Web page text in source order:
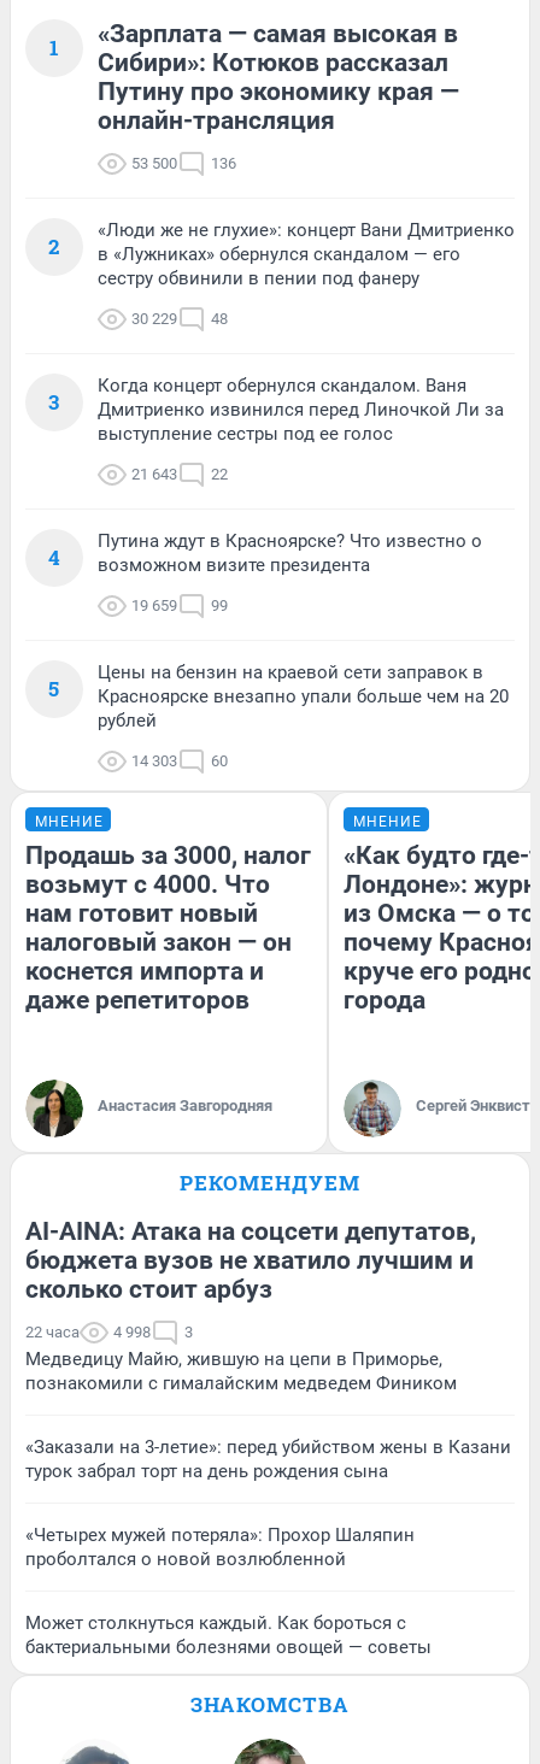
1
«Зарплата — самая высокая в
Сибири»: Котюков рассказал
Путину про экономику края —
онлайн-трансляция
53 500 136
2
«Люди же не глухие»: концерт Вани Дмитриенко
в «Лужниках» обернулся скандалом — его
сестру обвинили в пении под фанеру
30 229 48
3
Когда концерт обернулся скандалом. Ваня
Дмитриенко извинился перед Линочкой Ли за
выступление сестры под ее голос
21 643 22
4
Путина ждут в Красноярске? Что известно о
возможном визите президента
19 659 99
5
Цены на бензин на краевой сети заправок в
Красноярске внезапно упали больше чем на 20
рублей
14 303 60
МНЕНИЕ
Продашь за 3000, налог
возьмут с 4000. Что
нам готовит новый
налоговый закон — он
коснется импорта и
даже репетиторов
Анастасия Завгородняя
МНЕНИЕ
«Как будто где-
Лондоне»:
из Омска — о
почему
круче его
города
Сергей Энквист
РЕКОМЕНДУЕМ
AI-AINA: Атака на соцсети депутатов,
бюджета вузов не хватило лучшим и
сколько стоит арбуз
22 часа 4 998 3
Медведицу Майю, жившую на цепи в Приморье,
познакомили с гималайским медведем Фиником
«Заказали на 3-летие»: перед убийством жены в Казани
турок забрал торт на день рождения сына
«Четырех мужей потеряла»: Прохор Шаляпин
проболтался о новой возлюбленной
Может столкнуться каждый. Как бороться с
бактериальными болезнями овощей — советы
ЗНАКОМСТВА